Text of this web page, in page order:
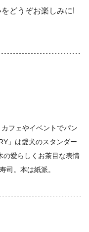
どうぞお楽しみに!
フェやイベントでパン
」は愛犬のスタンダー
の愛らしくお茶目な表情
司。本は紙派。